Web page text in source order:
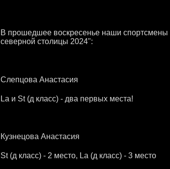
В прошедшее воскресенье наши спортсмены
северной столицы 2024":
Слепцова Анастасия
La и St (д класс) - два первых места!
Кузнецова Анастасия
St (д класс) - 2 место, La (д класс) - 3 место